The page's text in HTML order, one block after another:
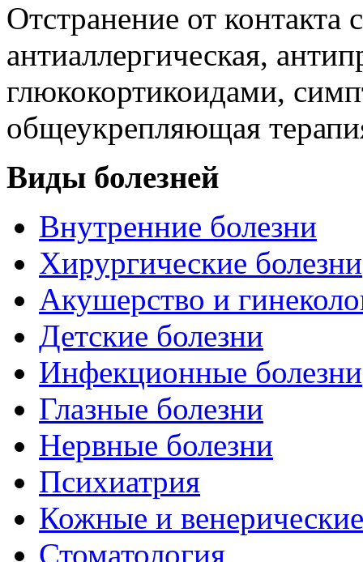
Отстранение от контакта
антиаллергическая,
глюкокортикоидами,
общеукрепляющая
Виды болезней
Внутренние болезни
Хирургические болезни
Акушерство и
Детские болезни
Инфекционные болезни
Глазные болезни
Нервные болезни
Психиатрия
Кожные и
Стоматология